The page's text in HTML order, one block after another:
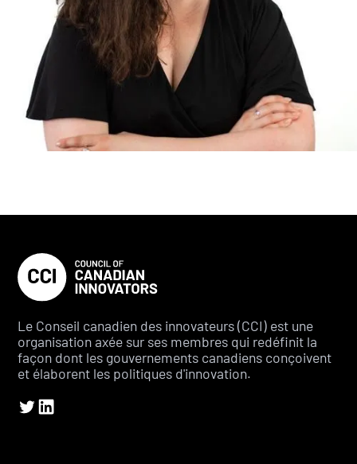
Le Conseil canadien des innovateurs (CCI) est une
organisation axée sur ses membres qui redéfinit la
façon dont les gouvernements canadiens conçoivent
et élaborent les politiques d'innovation.